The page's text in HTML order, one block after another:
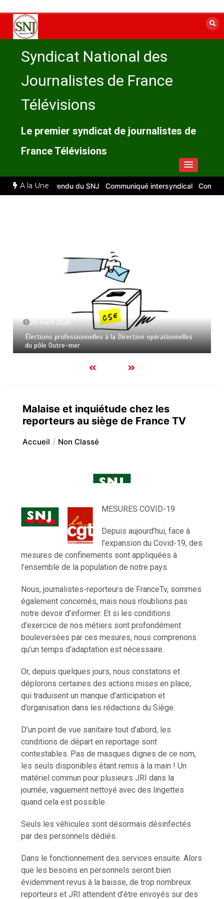
contenu
Syndicat National des
Journalistes de France
Télévisions
Le premier syndicat de journalistes de
France Télévisions
A la Une
: compte rendu du SNJ Communiqué intersyndical Compte-
26 mars 2026
Élections professionnelles à la Direction opérationnelles
du pôle Outre-mer
Malaise et inquiétude chez les
reporteurs au siège de France TV
Accueil Non Classé
MESURES COVID-19
Depuis aujourd’hui, face à
l’expansion du Covid-19, des
mesures de confinements sont appliquées à
l’ensemble de la population de notre pays.
Nous, journalistes-reporteurs de FranceTv, sommes
également concernés, mais nous n’oublions pas
notre devoir d’informer. Et si les conditions
d’exercice de nos métiers sont profondément
bouleversées par ces mesures, nous comprenons
qu’un temps d’adaptation est nécessaire.
Or, depuis quelques jours, nous constatons et
déplorons certaines des actions mises en place,
qui traduisent un manque d’anticipation et
d’organisation dans les rédactions du Siège.
D’un point de vue sanitaire tout d’abord, les
conditions de départ en reportage sont
contestables. Pas de masques dignes de ce nom,
les seuls disponibles étant remis à la main ! Un
matériel commun pour plusieurs JRI dans la
journée, vaguement nettoyé avec des lingettes
quand cela est possible.
Seuls les véhicules sont désormais désinfectés
par des personnels dédiés.
Dans le fonctionnement des services ensuite. Alors
que les besoins en personnels seront bien
évidemment revus à la baisse, de trop nombreux
reporteurs et JRI attendent d’être envoyés sur des